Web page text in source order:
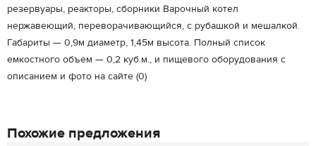
резервуары, реакторы, сборники Варочный котел
нержавеющий, переворачивающийся, с рубашкой и мешалкой.
Габариты — 0,9м диаметр, 1,45м высота. Полный список
емкостного объем — 0,2 куб.м., и пищевого оборудования с
описанием и фото на сайте (0)
Похожие предложения